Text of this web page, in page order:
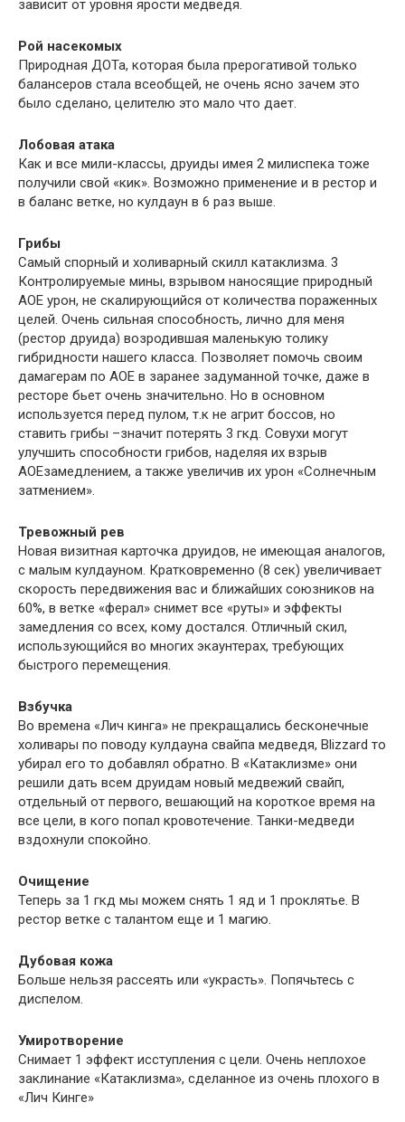
зависит от уровня ярости медведя.
Рой насекомых
Природная ДОТа, которая была прерогативой только
балансеров стала всеобщей, не очень ясно зачем это
было сделано, целителю это мало что дает.
Лобовая атака
Как и все мили-классы, друиды имея 2 милиспека тоже
получили свой «кик». Возможно применение и в рестор и
в баланс ветке, но кулдаун в 6 раз выше.
Грибы
Самый спорный и холиварный скилл катаклизма. 3
Контролируемые мины, взрывом наносящие природный
АОЕ урон, не скалирующийся от количества пораженных
целей. Очень сильная способность, лично для меня
(рестор друида) возродившая маленькую толику
гибридности нашего класса. Позволяет помочь своим
дамагерам по АОЕ в заранее задуманной точке, даже в
ресторе бьет очень значительно. Но в основном
используется перед пулом, т.к не агрит боссов, но
ставить грибы –значит потерять 3 гкд. Совухи могут
улучшить способности грибов, наделяя их взрыв
АОЕзамедлением, а также увеличив их урон «Солнечным
затмением».
Тревожный рев
Новая визитная карточка друидов, не имеющая аналогов,
с малым кулдауном. Кратковременно (8 сек) увеличивает
скорость передвижения вас и ближайших союзников на
60%, в ветке «ферал» снимет все «руты» и эффекты
замедления со всех, кому достался. Отличный скил,
использующийся во многих экаунтерах, требующих
быстрого перемещения.
Взбучка
Во времена «Лич кинга» не прекращались бесконечные
холивары по поводу кулдауна свайпа медведя, Blizzard то
убирал его то добавлял обратно. В «Катаклизме» они
решили дать всем друидам новый медвежий свайп,
отдельный от первого, вешающий на короткое время на
все цели, в кого попал кровотечение. Танки-медведи
вздохнули спокойно.
Очищение
Теперь за 1 гкд мы можем снять 1 яд и 1 проклятье. В
рестор ветке с талантом еще и 1 магию.
Дубовая кожа
Больше нельзя рассеять или «украсть». Попячьтесь с
диспелом.
Умиротворение
Снимает 1 эффект исступления с цели. Очень неплохое
заклинание «Катаклизма», сделанное из очень плохого в
«Лич Кинге»